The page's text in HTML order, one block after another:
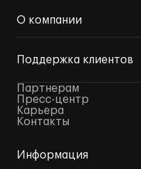
О компании
Поддержка клиентов
Партнерам
Пресс-центр
Карьера
Контакты
Информация